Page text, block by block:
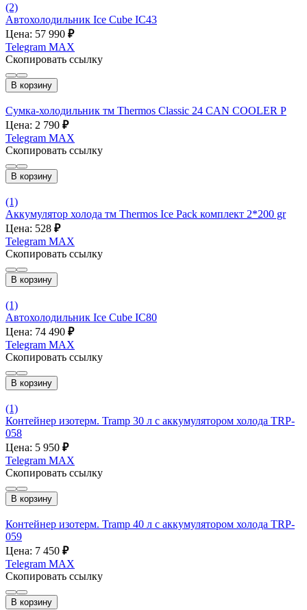
(2)
Автохолодильник Ice Cube IC43
Цена: 57 990 ₽
Telegram MAX
Скопировать ссылку
В корзину
Сумка-холодильник тм Thermos Classic 24 CAN COOLER P
Цена: 2 790 ₽
Telegram MAX
Скопировать ссылку
В корзину
(1)
Аккумулятор холода тм Thermos Ice Pack комплект 2*200 gr
Цена: 528 ₽
Telegram MAX
Скопировать ссылку
В корзину
(1)
Автохолодильник Ice Cube IC80
Цена: 74 490 ₽
Telegram MAX
Скопировать ссылку
В корзину
(1)
Контейнер изотерм. Tramp 30 л с аккумулятором холода TRP-
058
Цена: 5 950 ₽
Telegram MAX
Скопировать ссылку
В корзину
Контейнер изотерм. Tramp 40 л с аккумулятором холода TRP-
059
Цена: 7 450 ₽
Telegram MAX
Скопировать ссылку
В корзину